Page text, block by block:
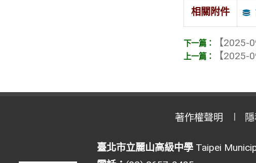
相關附件
【2025-
【2025-
著作權聲明
臺北市立麗山高級中學Taipei